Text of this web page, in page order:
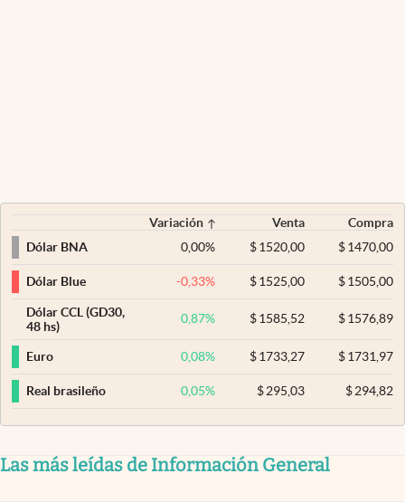
Variación Venta
Compra
Dólar BNA
0,00% $ 1520,00 $1470,00
Dólar Blue -0,33% $ 1525,00 $1505,00
Dólar CCL (GD30,
48 hs)
0,87% $ 1585,52 $1576,89
Euro 0,08% $ 1733,27 $1731,97
Real brasileño 0,05% $ 295,03 $294,82
Las más leídas de Información General